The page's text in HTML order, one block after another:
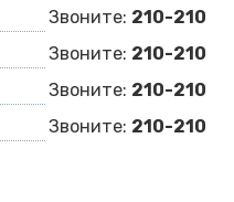
Звоните: 210-210
Звоните: 210-210
Звоните: 210-210
Звоните: 210-210